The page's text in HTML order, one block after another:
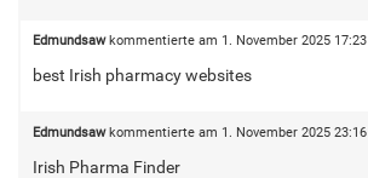
Edmundsawkommentierte am 1. November 2025 17:23
best Irish pharmacy websites
Edmundsawkommentierte am 1. November 2025 23:16
Irish Pharma Finder